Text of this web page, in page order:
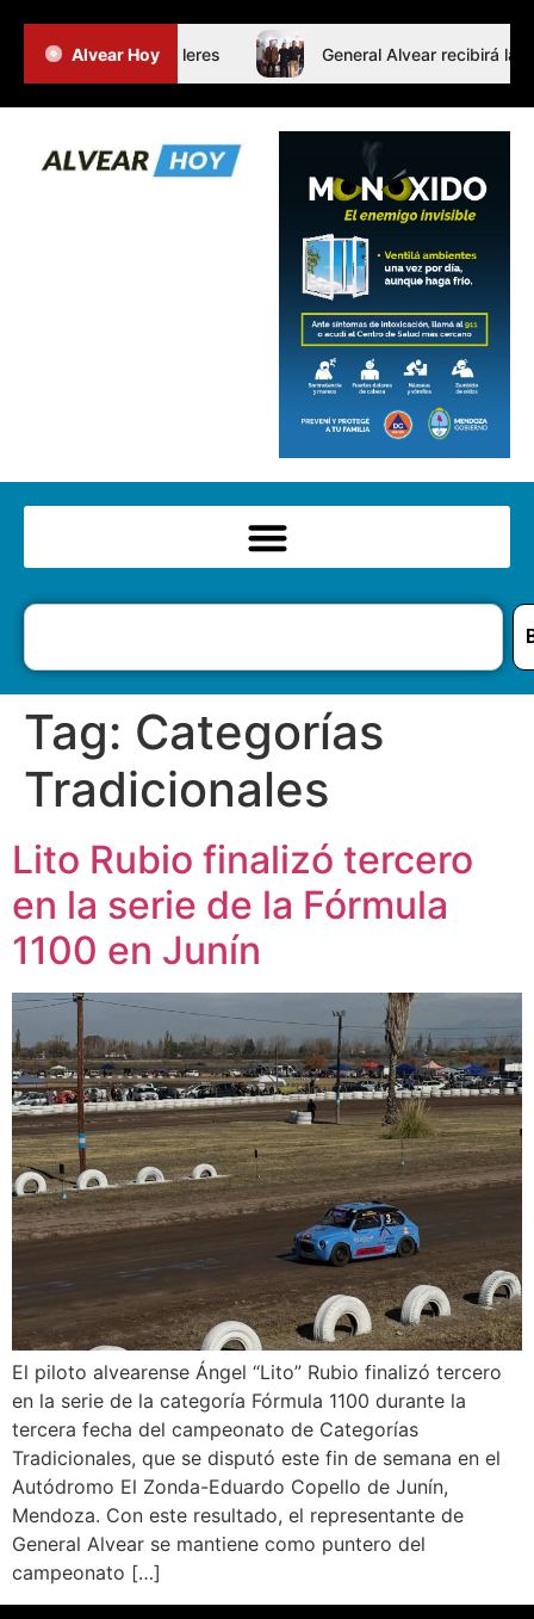
Alvear Hoy
Jornada de Intertalleres General Alvear recibirá las
Tag: Categorías
Tradicionales
Lito Rubio finalizó tercero
en la serie de la Fórmula
1100 en Junín
El piloto alvearense Ángel “Lito” Rubio finalizó tercero
en la serie de la categoría Fórmula 1100 durante la
tercera fecha del campeonato de Categorías
Tradicionales, que se disputó este fin de semana en el
Autódromo El Zonda-Eduardo Copello de Junín,
Mendoza. Con este resultado, el representante de
General Alvear se mantiene como puntero del
campeonato […]